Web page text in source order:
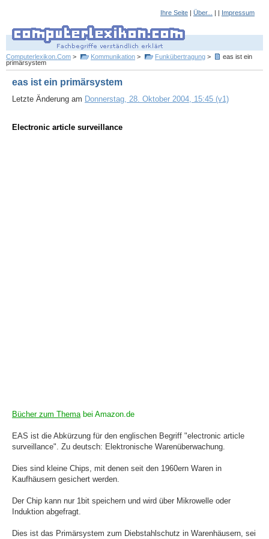
Ihre Seite | Über... | | Impressum
Computerlexikon.Com > Kommunikation > Funkübertragung >
eas ist ein
primärsystem
eas ist ein primärsystem
Letzte Änderung am Donnerstag, 28. Oktober 2004, 15:45 (v1)
Electronic article surveillance
Bücher zum Themabei Amazon.de
EAS ist die Abkürzung für den englischen Begriff "electronic article
surveillance". Zu deutsch: Elektronische Warenüberwachung.
Dies sind kleine Chips, mit denen seit den 1960ern Waren in
Kaufhäusern gesichert werden.
Der Chip kann nur 1bit speichern und wird über Mikrowelle oder
Induktion abgefragt.
Dies ist das Primärsystem zum Diebstahlschutz in Warenhäusern, sei